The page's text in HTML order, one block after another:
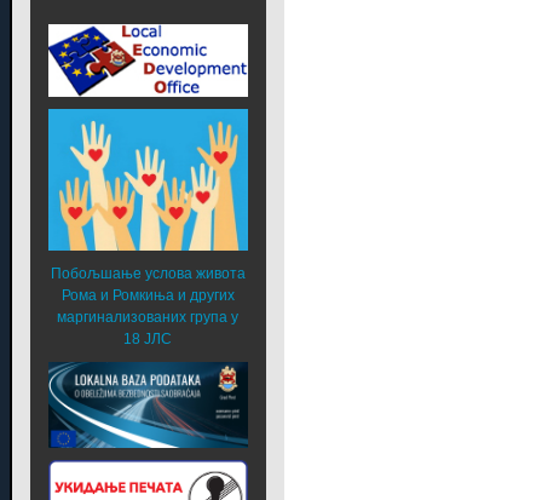
Побољшање услова живота
Рома и Ромкиња и других
маргинализованих група у
18 ЈЛС